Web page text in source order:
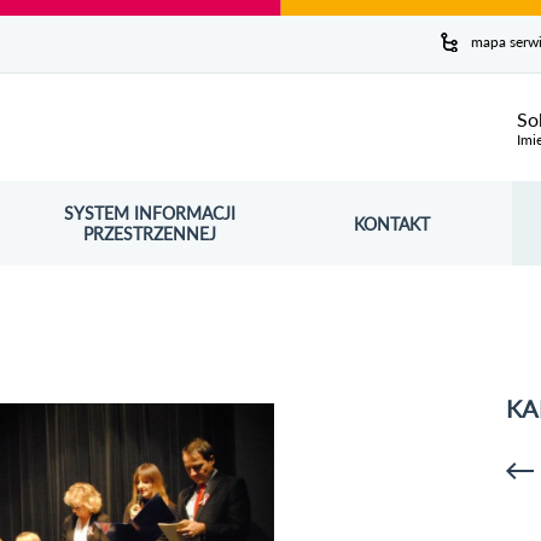
mapa
SYSTEM INFORMACJI
PRZESTRZENNEJ
OTWORZY SIĘ W NOWYM OKNIE KONTAKT